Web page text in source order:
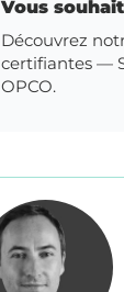
Vous
Découvrez
certifiantes —
OPCO.